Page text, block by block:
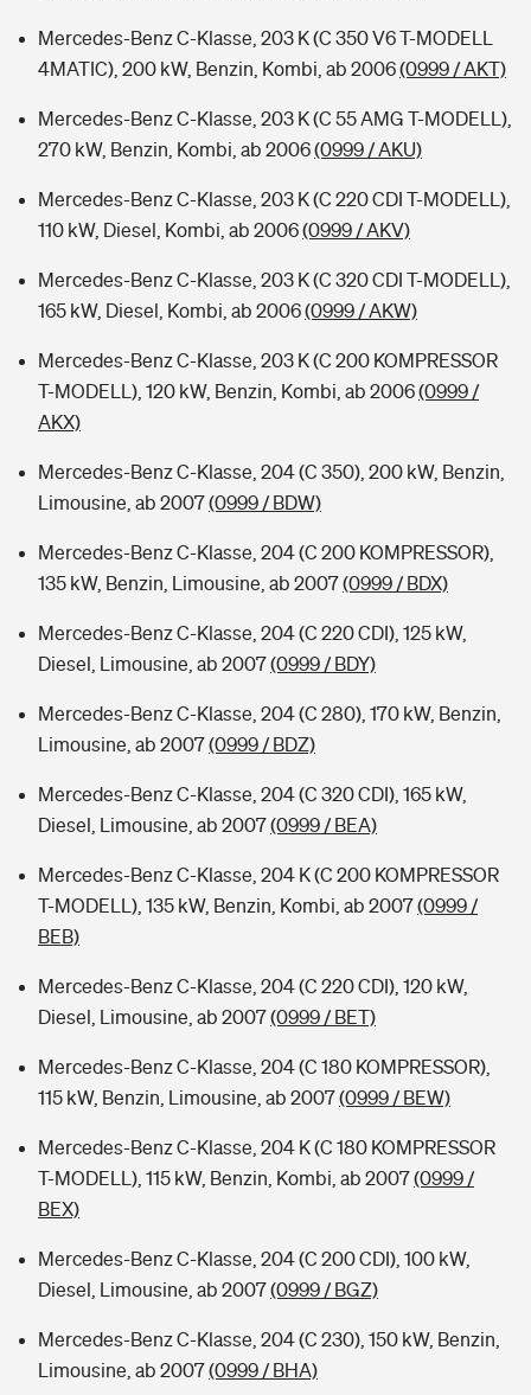
Mercedes-Benz C-Klasse, 203 K (C 350 V6 T-MODELL
4MATIC), 200 kW, Benzin, Kombi, ab 2006(0999 / AKT)
Mercedes-Benz C-Klasse, 203 K (C 55 AMG T-MODELL),
270 kW, Benzin, Kombi, ab 2006(0999 / AKU)
Mercedes-Benz C-Klasse, 203 K (C 220 CDI T-MODELL),
110 kW, Diesel, Kombi, ab 2006(0999 / AKV)
Mercedes-Benz C-Klasse, 203 K (C 320 CDI T-MODELL),
165 kW, Diesel, Kombi, ab 2006(0999 / AKW)
Mercedes-Benz C-Klasse, 203 K (C 200 KOMPRESSOR
T-MODELL), 120 kW, Benzin, Kombi, ab 2006(0999 /
AKX)
Mercedes-Benz C-Klasse, 204 (C 350), 200 kW, Benzin,
Limousine, ab 2007(0999 / BDW)
Mercedes-Benz C-Klasse, 204 (C 200 KOMPRESSOR),
135 kW, Benzin, Limousine, ab 2007(0999 / BDX)
Mercedes-Benz C-Klasse, 204 (C 220 CDI), 125 kW,
Diesel, Limousine, ab 2007(0999 / BDY)
Mercedes-Benz C-Klasse, 204 (C 280), 170 kW, Benzin,
Limousine, ab 2007(0999 / BDZ)
Mercedes-Benz C-Klasse, 204 (C 320 CDI), 165 kW,
Diesel, Limousine, ab 2007(0999 / BEA)
Mercedes-Benz C-Klasse, 204 K (C 200 KOMPRESSOR
T-MODELL), 135 kW, Benzin, Kombi, ab 2007(0999 /
BEB)
Mercedes-Benz C-Klasse, 204 (C 220 CDI), 120 kW,
Diesel, Limousine, ab 2007(0999 / BET)
Mercedes-Benz C-Klasse, 204 (C 180 KOMPRESSOR),
115 kW, Benzin, Limousine, ab 2007(0999 / BEW)
Mercedes-Benz C-Klasse, 204 K (C 180 KOMPRESSOR
T-MODELL), 115 kW, Benzin, Kombi, ab 2007(0999 /
BEX)
Mercedes-Benz C-Klasse, 204 (C 200 CDI), 100 kW,
Diesel, Limousine, ab 2007(0999 / BGZ)
Mercedes-Benz C-Klasse, 204 (C 230), 150 kW, Benzin,
Limousine, ab 2007(0999 / BHA)